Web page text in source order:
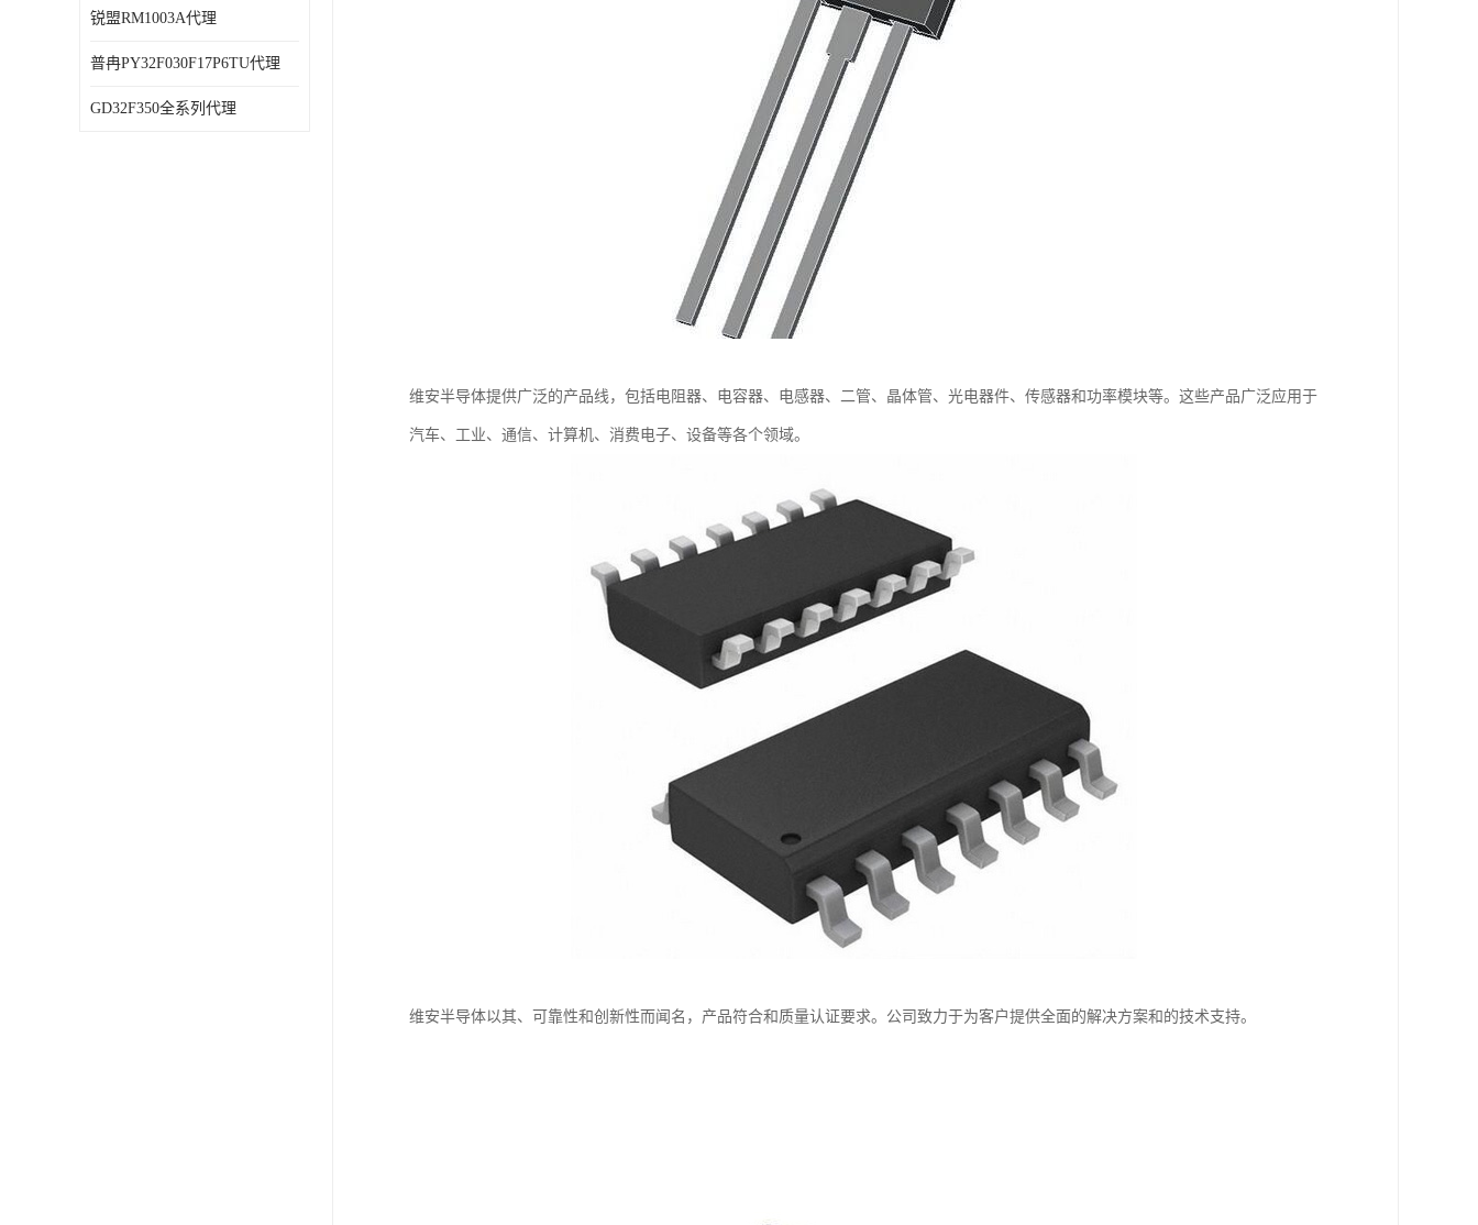
锐盟RM1003A代理
普冉PY32F030F17P6TU代理
GD32F350全系列代理
维安半导体提供广泛的产品线，包括电阻器、电容器、电感器、二管、晶体管、光电器件、传感器和功率模块等。这些产品广泛应用于
汽车、工业、通信、计算机、消费电子、设备等各个领域。
维安半导体以其、可靠性和创新性而闻名，产品符合和质量认证要求。公司致力于为客户提供全面的解决方案和的技术支持。